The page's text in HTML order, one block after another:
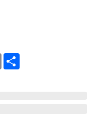
Copy
Link